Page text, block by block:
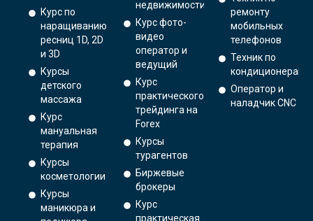
Курс по
наращиванию
ресниц 1D, 2D
и 3D
Курсы
детского
массажа
Курс
мануальная
терапия
Курсы
косметологии
Курсы
маникюра и
недвижимости
Курс фото-
видео
оператор и
ведущий
Курс
практического
трейдинга на
Forex
Курсы
турагентов
Биржевые
брокеры
Курс
практическая
ремонту
мобильных
телефонов
Техник по
кондиционерам
Оператор и
наладчик CNC